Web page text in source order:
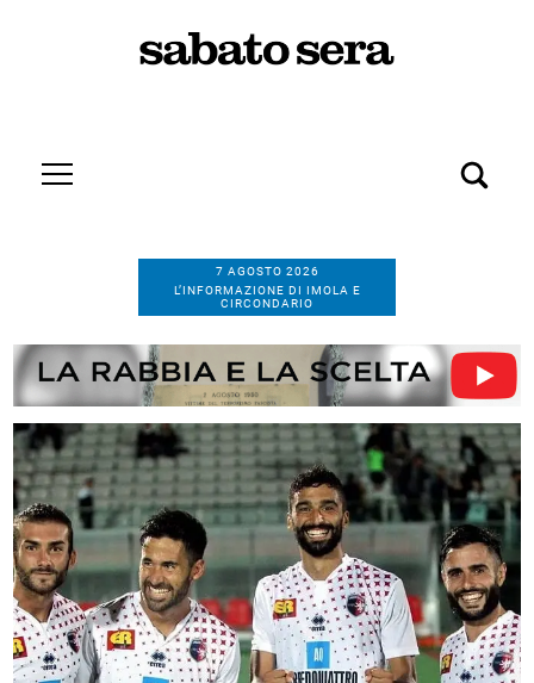
7 AGOSTO 2026
L’INFORMAZIONE DI IMOLA E
CIRCONDARIO